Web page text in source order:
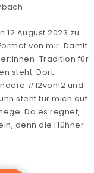
2023 zu
von mir. Damit
Tradition für
steht. Dort
#12von12 und
steht für mich auf
Da es regnet,
denn die Hühner